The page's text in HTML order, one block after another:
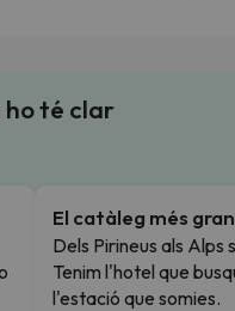
té clar
El catàleg més gran
Dels Pirineus als Alps
Tenim l'hotel que
l'estació que somies.